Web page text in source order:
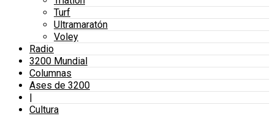
Turf
Ultramaratón
Voley
Radio
3200 Mundial
Columnas
Ases de 3200
|
Cultura